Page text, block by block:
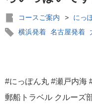
コースご案内 >
にっ
横浜発着 名古屋発着
#にっぽん丸 #瀬戸内海
郵船トラベル クルーズ